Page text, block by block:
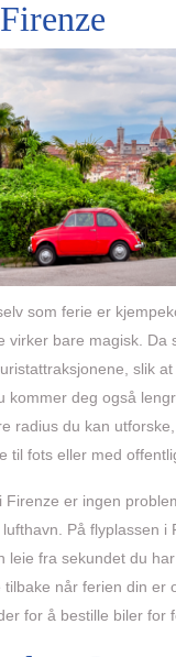
som ferie er
virker bare magisk. Da
slik
kommer deg også
radius du kan
til fots eller med
Firenze er ingen
På flyplassen i
leie fra sekundet du
når ferien din er
for å bestille biler for